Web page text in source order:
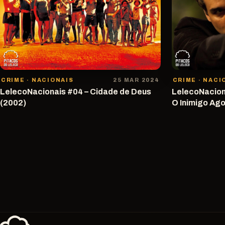
CRIME · NACIONAIS 25 MAR 2024
LelecoNacionais #04 – Cidade de Deus
(2002)
CRIME ·
O Inimigo